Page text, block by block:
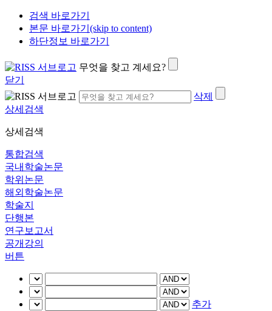
검색 바로가기
본문 바로가기(skip to content)
하단정보 바로가기
무엇을 찾고 계세요?
닫기
삭제
상세검색
상세검색
통합검색
국내학술논문
학위논문
해외학술논문
학술지
단행본
연구보고서
공개강의
버튼
추가